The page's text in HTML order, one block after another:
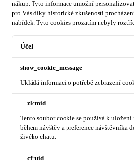
nákup. Tyto informace umožní
pro Vás díky historické zkušenosti
nabídek. Tyto cookies prozatím nebyly
Účel
show_cookie_message
Ukládá informaci o potřebě zobrazení
__zlcmid
Tento soubor cookie se používá k
během návštěv a preference návštěvníka
živého chatu.
__cfruid